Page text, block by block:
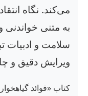
می‌کند. نگاه
به متنی خواندنی
سلامت و ادبیات
ویرایش دقیق و
کتاب «فوائد